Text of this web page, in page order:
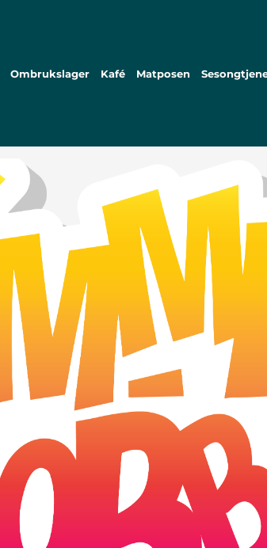
Ombrukslager Kafé Matposen